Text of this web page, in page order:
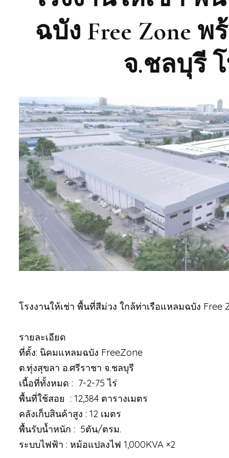
ฉบัง Free Zone
จ.ชลบุรี โ
โรงงานให้เช่า พื้นที่สีม่วง ใกล้ท่าเรือแหลมฉบัง
รายละเอียด
ที่ตั้ง: นิคมแหลมฉบัง FreeZone
ต.ทุ่งสุขลา อ.ศรีราชา จ.ชลบุรี
เนื้อที่ทั้งหมด : 7-2-75 ไร่
พื้นที่ใช้สอย : 12,384 ตารางเมตร
คลังเก็บสินค้าสูง : 12 เมตร
พื้นรับน้ำหนัก : 5ตัน/ตรม.
ระบบไฟฟ้า : หม้อแปลงไฟ 1,000KVA ×2